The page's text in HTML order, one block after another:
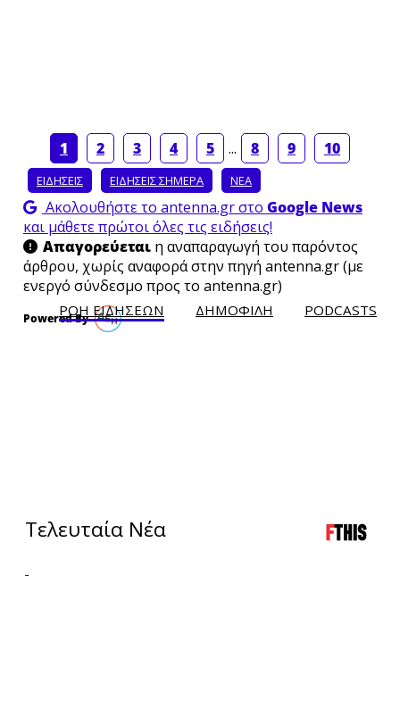
1 2 3 4 5 ... 8 9 10
ΕΙΔΗΣΕΙΣ ΕΙΔΗΣΕΙΣ ΣΗΜΕΡΑ ΝΕΑ
Ακολουθήστε το antenna.gr στο Google News
και μάθετε πρώτοι όλες τις ειδήσεις!
Απαγορεύεταιη αναπαραγωγή του παρόντος
άρθρου, χωρίς αναφορά στην πηγή antenna.gr (με
ενεργό σύνδεσμο προς το antenna.gr)
ΡΟΗ ΕΙΔΗΣΕΩΝ ΔΗΜΟΦΙΛH PODCASTS
Τελευταία Νέα